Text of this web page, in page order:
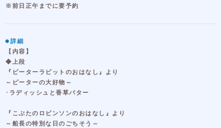
※前日正午までに要予約
詳細
【内容】
◆上段
『ピーターラビットのおはなし』より
～ピーターの大好物～
･ラディッシュと香草バター
『こぶたのロビンソンのおはなし』より
～船長の特別な日のごちそう～